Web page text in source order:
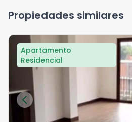
Propiedades similares
Apartamento
Residencial